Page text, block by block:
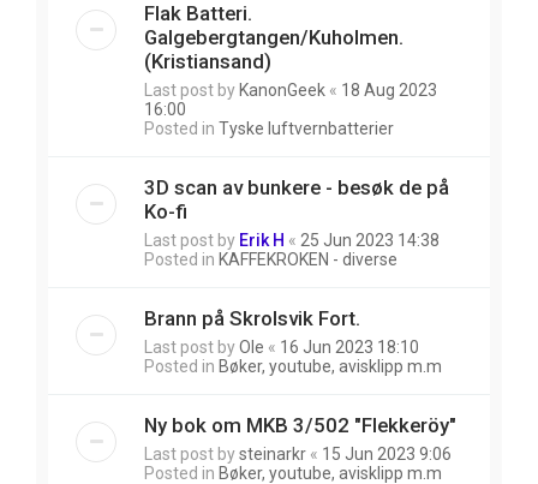
Flak Batteri.
Galgebergtangen/Kuholmen.
(Kristiansand)
Last post by KanonGeek « 18 Aug 2023
16:00
Posted in Tyske luftvernbatterier
3D scan av bunkere - besøk de på
Ko-fi
Last post by Erik H « 25 Jun 2023 14:38
Posted in KAFFEKROKEN - diverse
Brann på Skrolsvik Fort.
Last post byOle « 16 Jun 2023 18:10
Posted in Bøker, youtube, avisklipp m.m
Ny bok om MKB 3/502 "Flekkeröy"
Last post bysteinarkr « 15 Jun 2023 9:06
Posted in Bøker, youtube, avisklipp m.m